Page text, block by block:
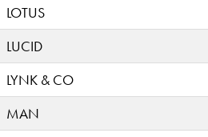
LOTUS
LUCID
LYNK & CO
MAN